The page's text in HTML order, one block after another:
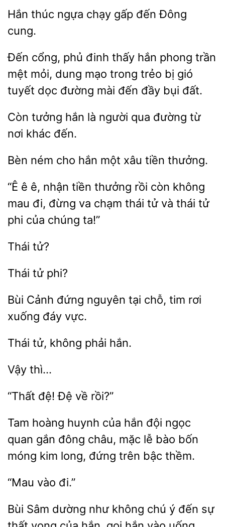
Hắn thúc ngựa chạy đến
Đến cổng, phủ thấy
phong trần
mệt mỏi, dung mạo trong trẻo bị gió
tuyết dọc đường mài đến đầy bụi
Còn tưởng là người qua
từ
nơi
đến.
cho hắn một tiền thưởng.
“Ê ê ê,
tiền thưởng rồi còn không
mau đi,
va chạm thái tử và thái
phi của chúng ta!”
Bùi đứng nguyên
tim rơi
xuống đáy vực.
Thái hắn.
“Thất Đệ
hoàng huynh của hắn đội ngọc
quan gắn đông châu, mặc
bào bốn
móng
long, đứng trên bậc thềm.
Bùi
dường như không chú ý đến sự